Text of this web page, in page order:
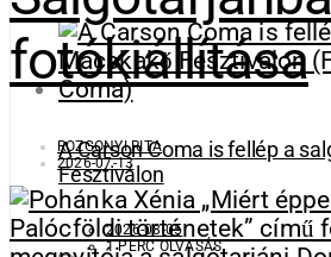
A Carson Coma is fellép a
Fesztiválon
2026-08-05
1 PERC OLVASÁS
fotókiállítása
ROZGONYI RITA
2026-07-13